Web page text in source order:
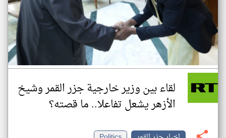
لقاء بين وزير خارجية جزر القمر وشيخ
الأزهر يشعل تفاعلا.. ما قصته؟